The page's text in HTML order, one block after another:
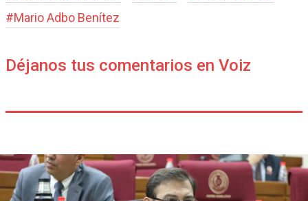
#Mario Adbo Benítez
Déjanos tus comentarios en Voiz